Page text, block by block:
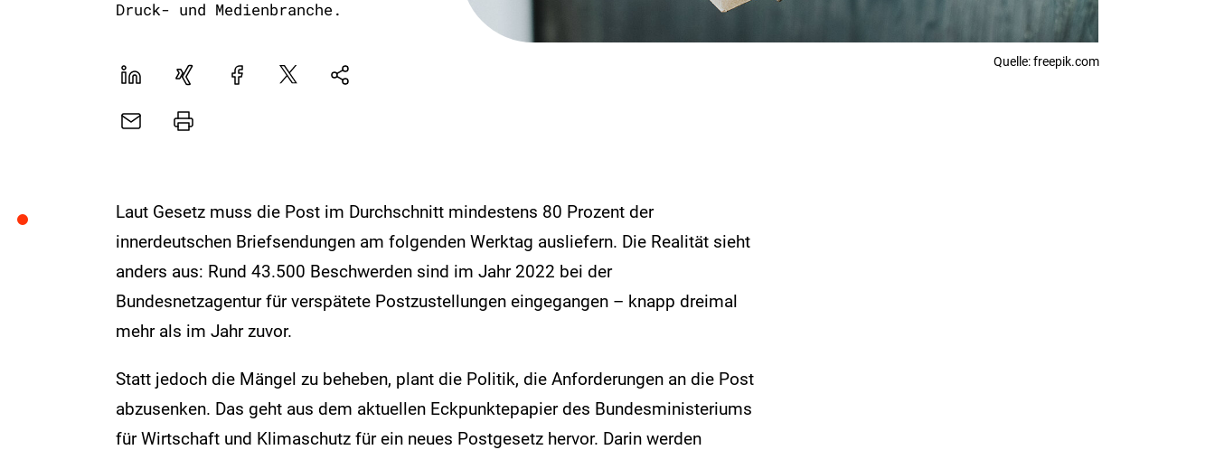
Druck- und Medienbranche.
LinekdInXing FacebookPlattformNatives
E-
Drucker
Quelle: freepik.com
Laut Gesetz muss die Post im Durchschnitt mindestens 80 Prozent der
innerdeutschen Briefsendungen am folgenden Werktag ausliefern. Die Realität sieht
anders aus: Rund 43.500 Beschwerden sind im Jahr 2022 bei der
Bundesnetzagentur für verspätete Postzustellungen eingegangen – knapp dreimal
mehr als im Jahr zuvor.
Statt jedoch die Mängel zu beheben, plant die Politik, die Anforderungen an die Post
abzusenken. Das geht aus dem aktuellen Eckpunktepapier des Bundesministeriums
für Wirtschaft und Klimaschutz für ein neues Postgesetz hervor. Darin werden